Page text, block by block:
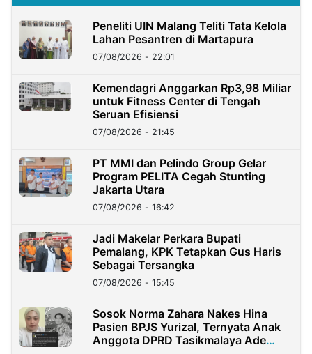
Peneliti UIN Malang Teliti Tata Kelola
Lahan Pesantren di Martapura
07/08/2026 - 22:01
Kemendagri Anggarkan Rp3,98 Miliar
untuk Fitness Center di Tengah
Seruan Efisiensi
07/08/2026 - 21:45
PT MMI dan Pelindo Group Gelar
Program PELITA Cegah Stunting
Jakarta Utara
07/08/2026 - 16:42
Jadi Makelar Perkara Bupati
Pemalang, KPK Tetapkan Gus Haris
Sebagai Tersangka
07/08/2026 - 15:45
Sosok Norma Zahara Nakes Hina
Pasien BPJS Yurizal, Ternyata Anak
Anggota DPRD Tasikmalaya Ade